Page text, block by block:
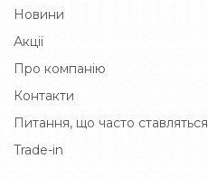
Новини
Акції
Про компанію
Контакти
Питання, що часто ставляться
Trade-in